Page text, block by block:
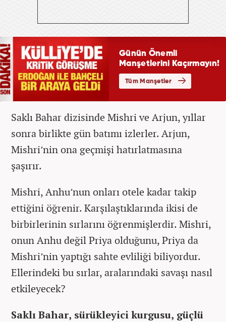
Saklı Bahar dizisinde Mishri ve Arjun, yıllar
sonra birlikte gün batımı izlerler. Arjun,
Mishri’nin ona geçmişi hatırlatmasına
şaşırır.
Mishri, Anhu’nun onları otele kadar takip
ettiğini öğrenir. Karşılaştıklarında ikisi de
birbirlerinin sırlarını öğrenmişlerdir. Mishri,
onun Anhu değil Priya olduğunu, Priya da
Mishri’nin yaptığı sahte evliliği biliyordur.
Ellerindeki bu sırlar, aralarındaki savaşı nasıl
etkileyecek?
Saklı Bahar, sürükleyici kurgusu, güçlü